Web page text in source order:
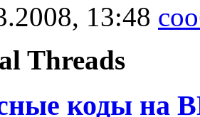
13:48
Threads
коды на